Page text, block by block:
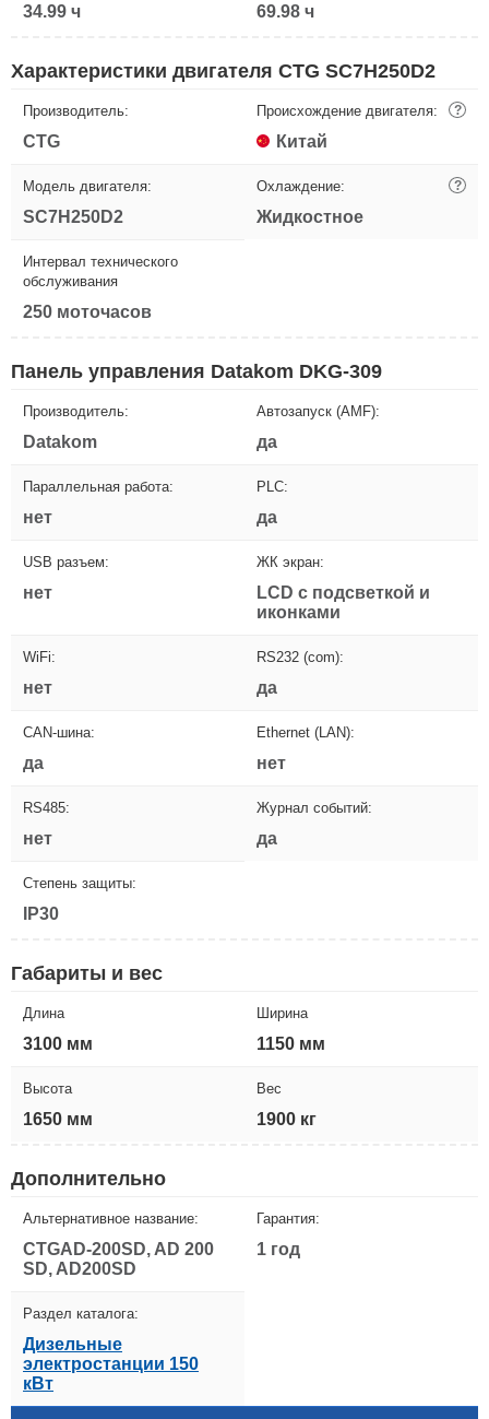
34.99 ч 69.98 ч
Характеристики двигателя CTG SC7H250D2
Производитель:
CTG
Происхождение двигателя: ?
Китай
Модель двигателя:
SC7H250D2
Охлаждение: ?
Жидкостное
Интервал технического
обслуживания
250 моточасов
Панель управления Datakom DKG-309
Производитель:
Datakom
Автозапуск (AMF):
да
Параллельная работа:
нет
PLC:
да
USB разъем:
нет
ЖК экран:
LCD с подсветкой и
иконками
WiFi:
нет
RS232 (com):
да
CAN-шина:
да
Ethernet (LAN):
нет
RS485:
нет
Журнал событий:
да
Степень защиты:
IP30
Габариты и вес
Длина
3100 мм
Ширина
1150 мм
Высота
1650 мм
Вес
1900 кг
Дополнительно
Альтернативное название:
CTGAD-200SD, AD 200
SD, AD200SD
Гарантия:
1 год
Раздел каталога:
Дизельные
электростанции 150
кВт